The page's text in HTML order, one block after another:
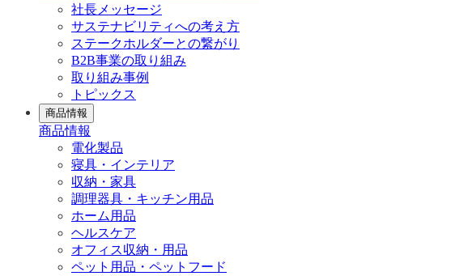
社長メッセージ
サステナビリティへの考え方
ステークホルダーとの繋がり
B2B事業の取り組み
取り組み事例
トピックス
商品情報
商品情報
電化製品
寝具・インテリア
収納・家具
調理器具・キッチン用品
ホーム用品
ヘルスケア
オフィス収納・用品
ペット用品・ペットフード